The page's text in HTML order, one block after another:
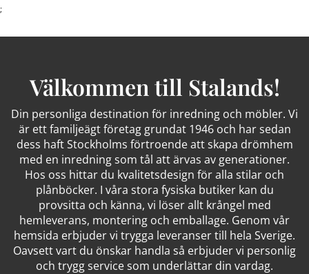
;
Välkommen till Stalands!
Din personliga destination för inredning och möbler. Vi
är ett familjeägt företag grundat 1946 och har sedan
dess haft Stockholms förtroende att skapa drömhem
med en inredning som tål att ärvas av generationer.
Hos oss hittar du kvalitetsdesign för alla stilar och
plånböcker. I våra stora fysiska butiker kan du
provsitta och känna, vi löser allt krångel med
hemleverans, montering och emballage. Genom vår
hemsida erbjuder vi trygga leveranser till hela Sverige.
Oavsett vart du önskar handla så erbjuder vi personlig
och trygg service som underlättar din vardag.